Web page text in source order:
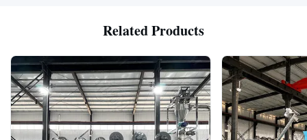
Related Products